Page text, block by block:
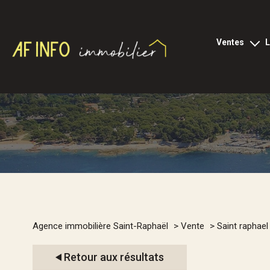
ventes
appartements
villas
terrains
locaux
Agence immobilière Saint-Raphaël Vente Saint raphael
Retour aux résultats